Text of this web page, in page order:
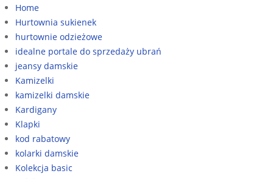
Home
Hurtownia sukienek
hurtownie odzieżowe
idealne portale do sprzedaży ubrań
jeansy damskie
Kamizelki
kamizelki damskie
Kardigany
Klapki
kod rabatowy
kolarki damskie
Kolekcja basic